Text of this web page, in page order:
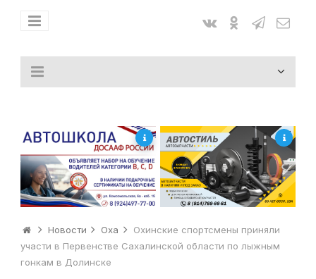
Новости Оха
Охинские спортсмены приняли
участи в Первенстве Сахалинской области по лыжным
гонкам в Долинске